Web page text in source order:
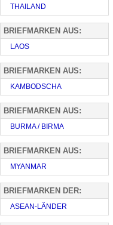
THAILAND
BRIEFMARKEN AUS:
LAOS
BRIEFMARKEN AUS:
KAMBODSCHA
BRIEFMARKEN AUS:
BURMA / BIRMA
BRIEFMARKEN AUS:
MYANMAR
BRIEFMARKEN DER:
ASEAN-LÄNDER